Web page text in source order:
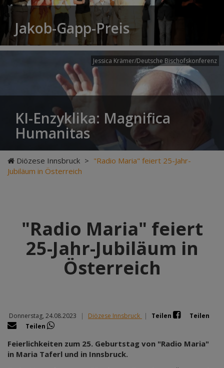
Jakob-Gapp-Preis
Jessica Krämer/Deutsche Bischofskonferenz
KI-Enzyklika: Magnifica
Humanitas
Diözese Innsbruck > "Radio Maria" feiert 25-Jahr-
Jubiläum in Österreich
"Radio Maria" feiert
25-Jahr-Jubiläum in
Österreich
Donnerstag, 24.08.2023 | Diözese Innsbruck | Teilen
Teilen
Teilen
Feierlichkeiten zum 25. Geburtstag von "Radio Maria"
in Maria Taferl und in Innsbruck.